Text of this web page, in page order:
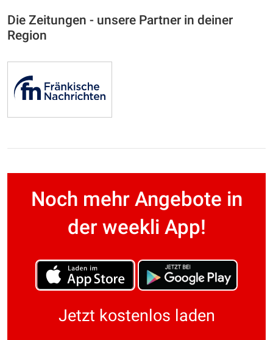
Die Zeitungen - unsere Partner in deiner
Region
Noch mehr Angebote in
der weekli App!
Jetzt kostenlos laden